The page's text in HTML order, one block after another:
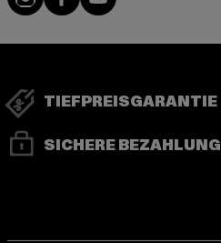
TIEFPREISGARANTIE
SICHERE BEZAHLUNG